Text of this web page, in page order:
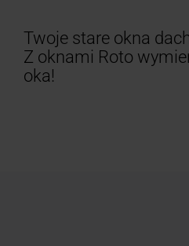
Twoje stare okna
Z oknami Roto
oka!